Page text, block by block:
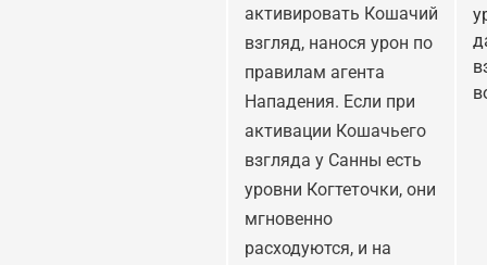
активировать Кошачий
взгляд, нанося урон по
правилам агента
Нападения. Если при
активации Кошачьего
взгляда у Санны есть
уровни Когтеточки, они
мгновенно
расходуются, и на